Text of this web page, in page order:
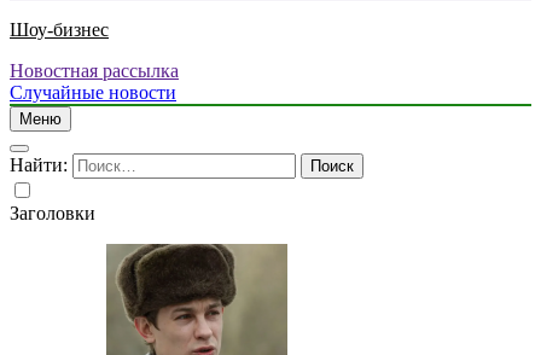
Шоу-бизнес
Новостная рассылка
Случайные новости
Меню
Найти:
Заголовки